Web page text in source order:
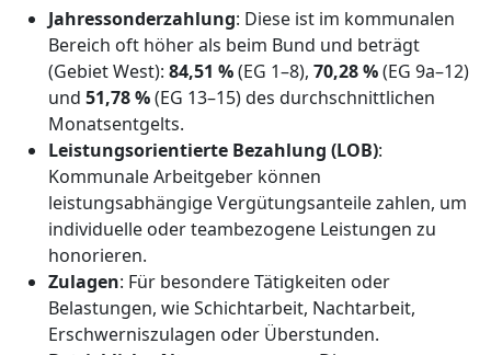
Jahressonderzahlung: Diese ist im kommunalen
Bereich oft höher als beim Bund und beträgt
(Gebiet West): 84,51 %(EG 1–8), 70,28 %(EG 9a–12)
und 51,78 %(EG 13–15) des durchschnittlichen
Monatsentgelts.
Leistungsorientierte Bezahlung (LOB):
Kommunale Arbeitgeber können
leistungsabhängige Vergütungsanteile zahlen, um
individuelle oder teambezogene Leistungen zu
honorieren.
Zulagen: Für besondere Tätigkeiten oder
Belastungen, wie Schichtarbeit, Nachtarbeit,
Erschwerniszulagen oder Überstunden.